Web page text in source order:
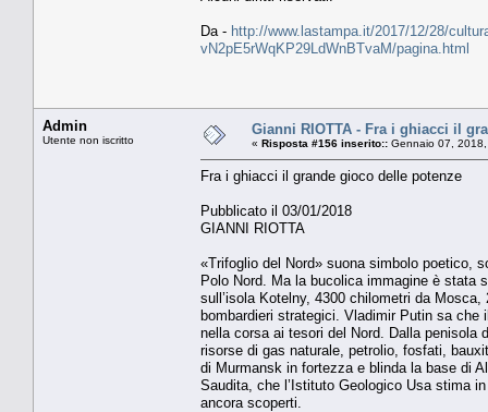
Da - http://www.lastampa.it/2017/12/28/
vN2pE5rWqKP29LdWnBTvaM/pagina.html
Admin
Utente non iscritto
Gianni RIOTTA - Fra i ghiacci il
« Risposta #156 inserito:: Gennaio 07,
Fra i ghiacci il grande gioco delle potenze
Pubblicato il 03/01/2018
GIANNI RIOTTA
«Trifoglio del Nord» suona simbolo poetico,
Polo Nord. Ma la bucolica immagine è stata
sull’isola Kotelny, 4300 chilometri da
bombardieri strategici. Vladimir Putin sa
nella corsa ai tesori del Nord. Dalla penisola
risorse di gas naturale, petrolio, fosfati,
di Murmansk in fortezza e blinda la base di
Saudita, che l’Istituto Geologico Usa stima
ancora scoperti.